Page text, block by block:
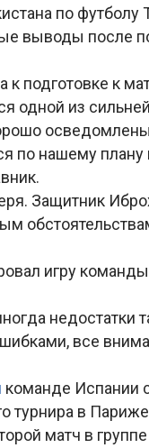
по футболу
выводы после
подготовке к
одной из
по нашему
Защитник
игру
недостатки
все
команде Испании
турнира в
матч в группе